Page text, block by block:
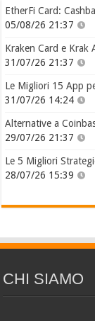
EtherFi Card:
05/08/26 21:37
Kraken Card e Krak
31/07/26 21:37
Le Migliori 15 App
31/07/26 14:24
Alternative a
29/07/26 21:37
Le 5 Migliori
28/07/26 15:39
CHI SIAMO